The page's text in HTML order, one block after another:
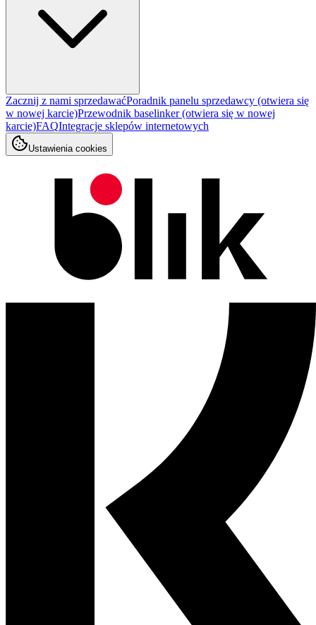
Zacznij z nami sprzedawaćPoradnik panelu sprzedawcy (otwiera się
w nowej karcie)Przewodnik baselinker(otwiera się w nowej
karcie)FAQIntegracje sklepów internetowych
Ustawienia cookies